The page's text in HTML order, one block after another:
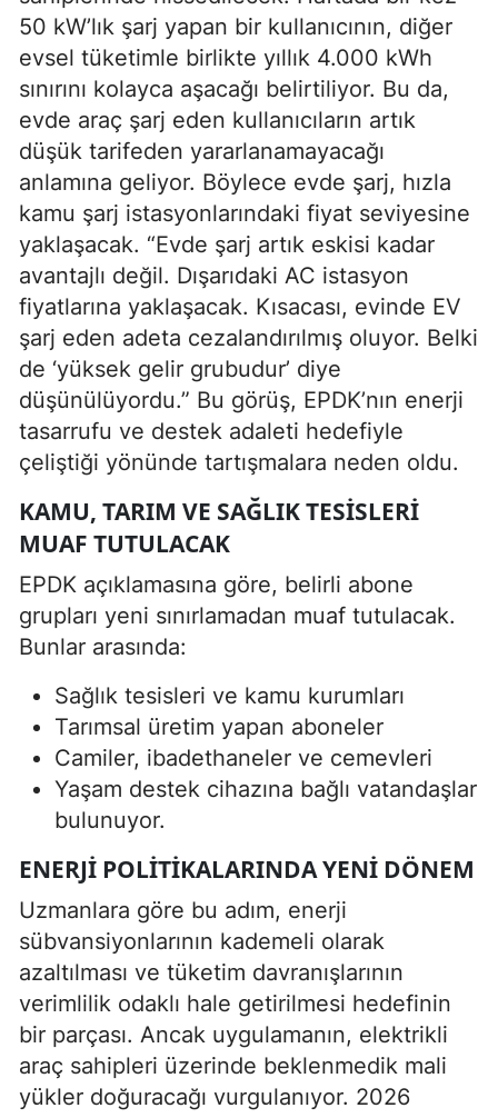
50 kW’lık şarj yapan bir kullanıcının, diğer
evsel tüketimle birlikte yıllık 4.000 kWh
sınırını kolayca aşacağı belirtiliyor. Bu da,
evde araç şarj eden kullanıcıların artık
düşük tarifeden yararlanamayacağı
anlamına geliyor. Böylece evde şarj, hızla
kamu şarj istasyonlarındaki fiyat seviyesine
yaklaşacak. “Evde şarj artık eskisi kadar
avantajlı değil. Dışarıdaki AC istasyon
fiyatlarına yaklaşacak. Kısacası, evinde EV
şarj eden adeta cezalandırılmış oluyor. Belki
de ‘yüksek gelir grubudur’ diye
düşünülüyordu.” Bu görüş, EPDK’nın enerji
tasarrufu ve destek adaleti hedefiyle
çeliştiği yönünde tartışmalara neden oldu.
KAMU, TARIM VE SAĞLIK TESISLERI
MUAF TUTULACAK
EPDK açıklamasına göre, belirli abone
grupları yeni sınırlamadan muaf tutulacak.
Bunlar arasında:
Sağlık tesisleri ve kamu kurumları
Tarımsal üretim yapan aboneler
Camiler, ibadethaneler ve cemevleri
Yaşam destek cihazına bağlı vatandaşlar
bulunuyor.
ENERJI POLITIKALARINDA YENI DÖNEM
Uzmanlara göre bu adım, enerji
sübvansiyonlarının kademeli olarak
azaltılması ve tüketim davranışlarının
verimlilik odaklı hale getirilmesi hedefinin
bir parçası. Ancak uygulamanın, elektrikli
araç sahipleri üzerinde beklenmedik mali
yükler doğuracağı vurgulanıyor. 2026